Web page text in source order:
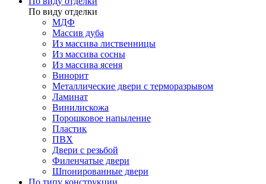
По виду отделки
МДФ
Массив дуба
Из массива лиственницы
Из массива сосны
Из массива ясеня
Винорит
Металлические двери с терморазрывом
Ламинат
Винилискожа
Порошковое напыление
Пластик
ПВХ
Двери с резьбой
Филенчатые двери
Шпонированные двери